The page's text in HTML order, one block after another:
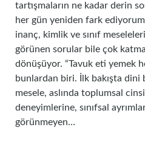
tartışmaların ne kadar derin
her gün yeniden fark
inanç, kimlik ve sınıf
görünen sorular bile çok
dönüşüyor. “Tavuk eti yemek
bunlardan biri. İlk bakışta
mesele, aslında toplumsal
deneyimlerine, sınıfsal
görünmeyen…